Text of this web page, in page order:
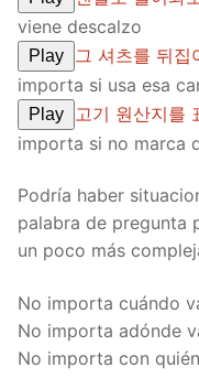
viene descalzo
Play 그 셔츠를 뒤집
importa si usa esa
Play 고기 원산지를
importa si no marca
Podría haber
palabra de pregunta
un poco más
No importa cuándo
No importa adónde
No importa con